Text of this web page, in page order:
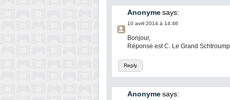
Anonymesays:
10 avril 2014 à 14:46
Reply
Bonjour,
Réponse est C. Le Grand
Anonymesays: